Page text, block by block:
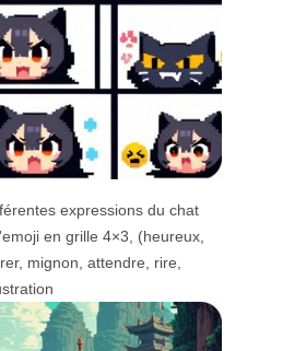
expressions du chat
en grille 4×3, (heureux,
mignon, attendre, rire,